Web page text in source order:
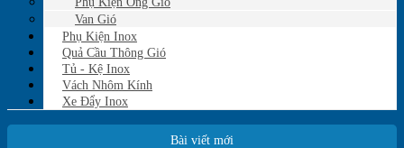
Van Gió
Phụ Kiện Inox
Quả Cầu Thông Gió
Tủ - Kệ Inox
Vách Nhôm Kính
Xe Đẩy Inox
Bài viết mới